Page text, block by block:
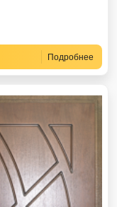
Подробнее